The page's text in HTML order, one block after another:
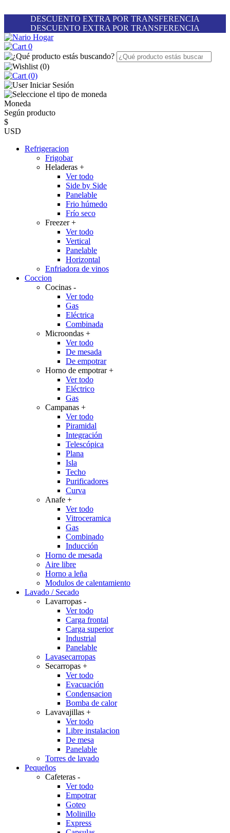
DESCUENTO EXTRA POR TRANSFERENCIA
DESCUENTO EXTRA POR TRANSFERENCIA
0
(0)
(0)
Iniciar Sesión
Moneda
Según producto
$
USD
Refrigeracion
Frigobar
Heladeras +
Ver todo
Side by Side
Panelable
Frio húmedo
Frío seco
Freezer+
Ver todo
Vertical
Panelable
Horizontal
Enfriadora de vinos
Coccion
Cocinas -
Ver todo
Gas
Eléctrica
Combinada
Microondas +
Ver todo
De mesada
De empotrar
Horno de empotrar+
Ver todo
Eléctrico
Gas
Campanas +
Ver todo
Piramidal
Integración
Telescópica
Plana
Isla
Techo
Purificadores
Curva
Anafe +
Ver todo
Vitroceramica
Gas
Combinado
Inducción
Horno de mesada
Aire libre
Horno a leña
Modulos de calentamiento
Lavado / Secado
Lavarropas -
Ver todo
Carga frontal
Carga superior
Industrial
Panelable
Lavasecarropas
Secarropas +
Ver todo
Evacuación
Condensacion
Bomba de calor
Lavavajillas +
Ver todo
Libre instalacion
De mesa
Panelable
Torres de lavado
Pequeños
Cafeteras -
Ver todo
Empotrar
Goteo
Molinillo
Express